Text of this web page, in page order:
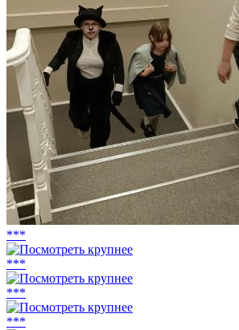
***
***
***
***